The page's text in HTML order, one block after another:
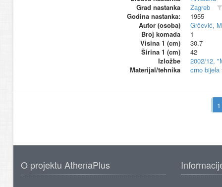
Grad nastanka
Zagreb
Godina nastanka:
1955
Autor (osoba)
Grčević,
Broj komada
1
Visina 1 (cm)
30.7
Širina 1 (cm)
42
Izložbe
2002/12,
Materijal/tehnika
crno bijela
O projektu AthenaPlus